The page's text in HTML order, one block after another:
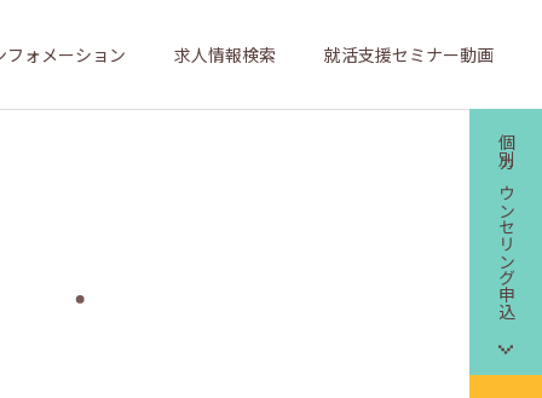
フォメーション 求人情報検索 就活支援セミナー動画
個別カウンセリング申込